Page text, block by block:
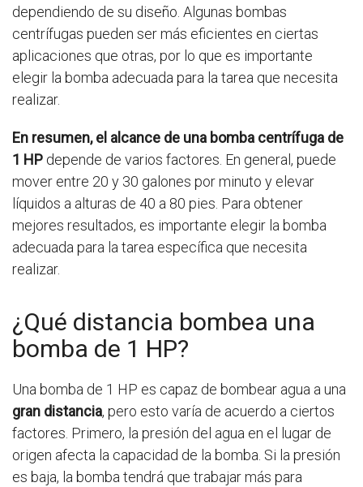
dependiendo de su diseño. Algunas bombas
centrífugas pueden ser más eficientes en ciertas
aplicaciones que otras, por lo que es importante
elegir la bomba adecuada para la tarea que necesita
realizar.
En resumen, el alcance de una bomba centrífuga de
1 HP depende de varios factores. En general, puede
mover entre 20 y 30 galones por minuto y elevar
líquidos a alturas de 40 a 80 pies. Para obtener
mejores resultados, es importante elegir la bomba
adecuada para la tarea específica que necesita
realizar.
¿Qué distancia bombea una
bomba de 1 HP?
Una bomba de 1 HP es capaz de bombear agua a una
gran distancia, pero esto varía de acuerdo a ciertos
factores. Primero, la presión del agua en el lugar de
origen afecta la capacidad de la bomba. Si la presión
es baja, la bomba tendrá que trabajar más para